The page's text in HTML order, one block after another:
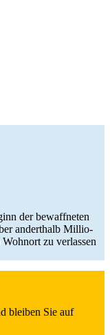
der bewaff­ne­ten
andert­halb Mil­lio­
zu ver­las­sen
bleiben Sie auf